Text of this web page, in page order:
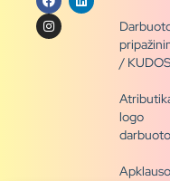
/ KUDOS
logo